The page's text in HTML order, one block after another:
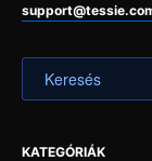
KATEGÓRIÁK